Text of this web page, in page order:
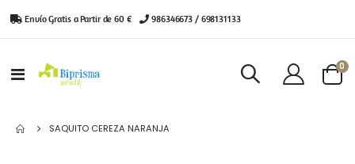
Envío Gratis a Partir de 60 € | 986346673 / 698131133
Toggle
Cart
0
SAQUITO CEREZA NARANJA